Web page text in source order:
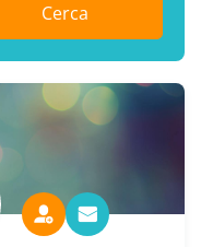
Cerca